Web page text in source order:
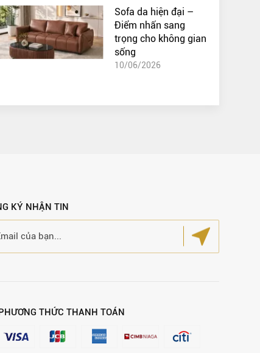
Sofa da hiện đại –
Điểm nhấn sang
trọng cho không gian
sống
10/06/2026
KÝ NHẬN TIN
THỨC THANH TOÁN